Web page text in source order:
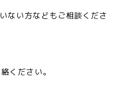
ない方などもご相談くださ
ください。